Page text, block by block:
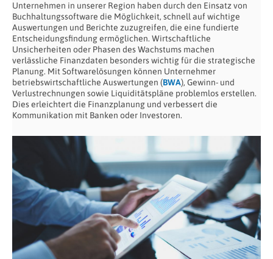
Unternehmen in unserer Region haben durch den Einsatz von
Buchhaltungssoftware die Möglichkeit, schnell auf wichtige
Auswertungen und Berichte zuzugreifen, die eine fundierte
Entscheidungsfindung ermöglichen. Wirtschaftliche
Unsicherheiten oder Phasen des Wachstums machen
verlässliche Finanzdaten besonders wichtig für die strategische
Planung. Mit Softwarelösungen können Unternehmer
betriebswirtschaftliche Auswertungen (BWA), Gewinn- und
Verlustrechnungen sowie Liquiditätspläne problemlos erstellen.
Dies erleichtert die Finanzplanung und verbessert die
Kommunikation mit Banken oder Investoren.